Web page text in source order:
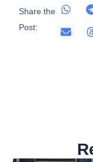
Share the
Post: